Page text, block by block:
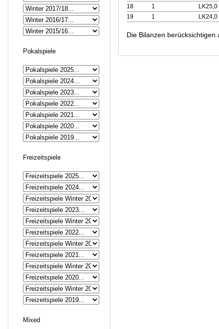
Pokalspiele
Freizeitspiele
Mixed
18
1
LK25,0
19
1 LK24,0
Die Bilanzen